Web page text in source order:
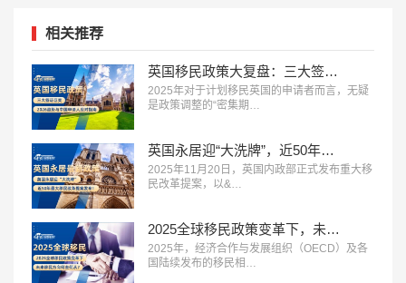
相关推荐
英国移民政策大复盘：三大签证巨变+2026趋势与中国申请人应对指南
2025年对于计划移民英国的申请者而言，无疑
是政策调整的“密集期…
英国永居迎“大洗牌”，近50年最大移民改革提案发布！
2025年11月20日，英国内政部正式发布重大移
民改革提案，以&…
2025全球移民政策变革下，未来移民方向何去何从？
2025年，经济合作与发展组织（OECD）及各
国陆续发布的移民相…